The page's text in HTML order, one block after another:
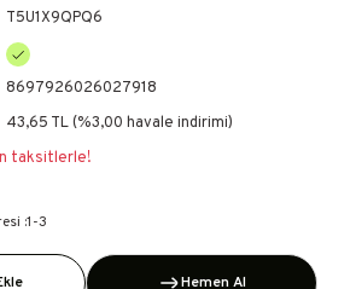
T5U1X9QPQ6
8697926026027918
43,65 TL (%3,00 havale indirimi)
taksitlerle!
:1-3
Hemen Al